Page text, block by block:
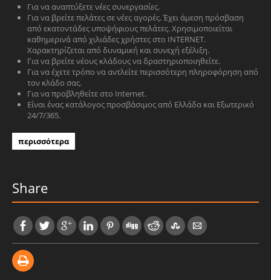
Για να αναπτύξετε νέες συνεργασίες.
Για να βρείτε πελάτες σε νέες αγορές. Έχει άμεση πρόσβαση
από εκατοντάδες υποψήφιους πελάτες. Χρησιμοποιείται
καθημερινά από χιλιάδες χρήστες στο INTERNET.
Χαρακτηρίζεται από δυναμική και συνεχή εξέλιξη.
Για να βρείτε νέους κλάδους να δραστηριοποιηθείτε.
Για να έχετε τρόπο να αντλείτε περισσότερη πληροφόρηση από
τον κλάδο σας.
Για να προβληθείτε στο Internet.
Είναι ένας κατάλογος προσβάσιμος από Ελλάδα και Εξωτερικό
24/7/365.
περισσότερα
Share